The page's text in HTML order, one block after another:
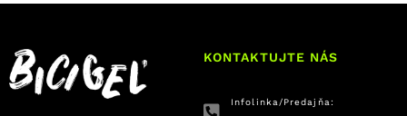
KONTAKTUJTE NÁS
Infolinka/Predajňa: